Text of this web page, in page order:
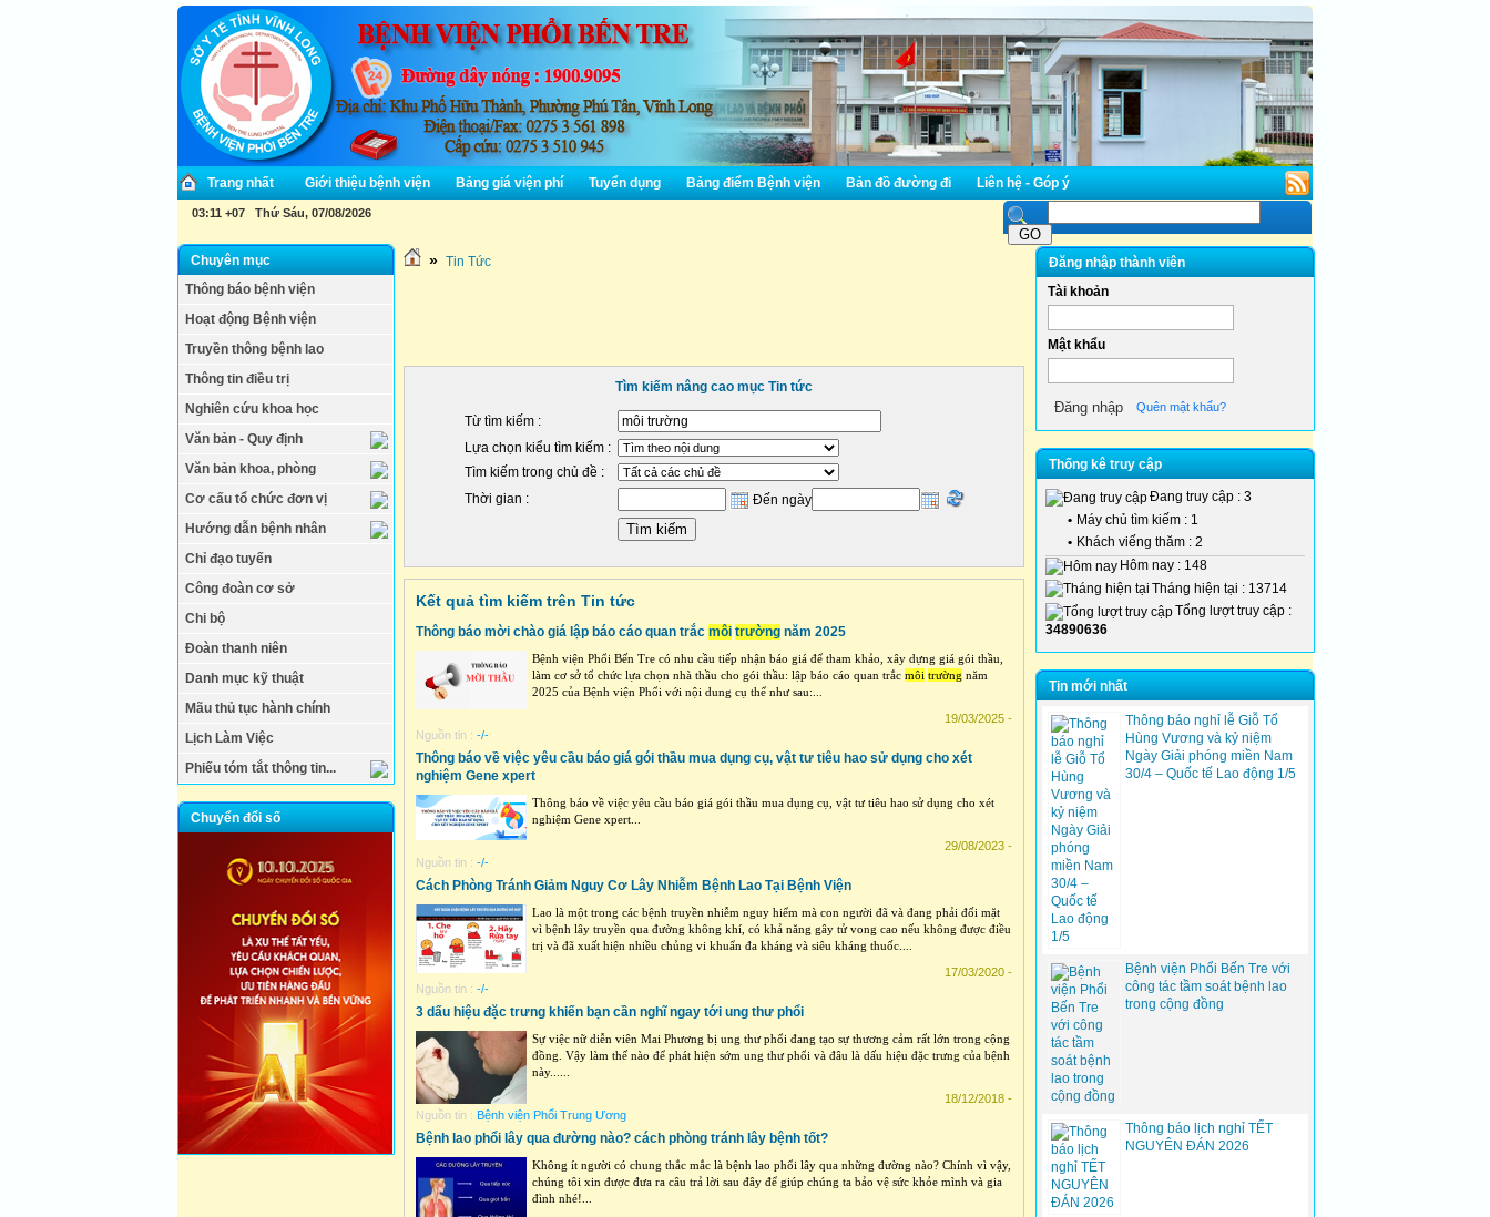
Trang nhất Giới thiệu bệnh viện Bảng giá viện phí Tuyển dụng Bảng điểm Bệnh viện Bản đồ đường đi Liên hệ - Góp ý
03:11 +07 Thứ Sáu, 07/08/2026
Chuyên mục
Thông báo bệnh viện
Hoạt động Bệnh viện
Truyền thông bệnh lao
Thông tin điều trị
Nghiên cứu khoa học
Văn bản - Quy định
Văn bản khoa, phòng
Cơ cấu tổ chức đơn vị
Hướng dẫn bệnh nhân
Chỉ đạo tuyến
Công đoàn cơ sở
Chi bộ
Đoàn thanh niên
Danh mục kỹ thuật
Mãu thủ tục hành chính
Lịch Làm Việc
Phiếu tóm tắt thông tin...
Chuyển đổi số
» Tin Tức
Tìm kiếm nâng cao mục Tin tức
Từ tìm kiếm :
Lựa chọn kiểu tìm kiếm :
Tìm kiếm trong chủ đề :
Thời gian :
Đến ngày
Kết quả tìm kiếm trên Tin tức
Thông báo mời chào giá lập báo cáo quan trắc môi trường năm 2025
Bệnh viện Phổi Bến Tre có nhu cầu tiếp nhận báo giá để tham khảo, xây dựng giá gói thầu,
làm cơ sở tổ chức lựa chọn nhà thầu cho gói thầu: lập báo cáo quan trắc môi trường năm
2025 của Bệnh viện Phổi với nội dung cụ thể như sau:...
19/03/2025 -
Nguồn tin : -/-
Thông báo về việc yêu cầu báo giá gói thầu mua dụng cụ, vật tư tiêu hao sử dụng cho xét
nghiệm Gene xpert
Thông báo về việc yêu cầu báo giá gói thầu mua dụng cụ, vật tư tiêu hao sử dụng cho xét
nghiệm Gene xpert...
29/08/2023 -
Nguồn tin : -/-
Cách Phòng Tránh Giảm Nguy Cơ Lây Nhiễm Bệnh Lao Tại Bệnh Viện
Lao là một trong các bệnh truyền nhiễm nguy hiểm mà con người đã và đang phải đối mặt
vì bệnh lây truyền qua đường không khí, có khả năng gây tử vong cao nếu không được điều
trị và đã xuất hiện nhiều chủng vi khuẩn đa kháng và siêu kháng thuốc....
17/03/2020 -
Nguồn tin : -/-
3 dấu hiệu đặc trưng khiến bạn cần nghĩ ngay tới ung thư phổi
Sự việc nữ diễn viên Mai Phương bị ung thư phổi đang tạo sự thương cảm rất lớn trong cộng
đồng. Vậy làm thế nào để phát hiện sớm ung thư phổi và đâu là dấu hiệu đặc trưng của bệnh
này......
18/12/2018 -
Nguồn tin : Bệnh viện Phổi Trung Ương
Bệnh lao phổi lây qua đường nào? cách phòng tránh lây bệnh tốt?
Không ít người có chung thắc mắc là bệnh lao phổi lây qua những đường nào? Chính vì vậy,
chúng tôi xin được đưa ra câu trả lời sau đây để giúp chúng ta bảo vệ sức khỏe mình và gia
đình nhé!...
Đăng nhập thành viên
Tài khoản
Mật khẩu
Quên mật khẩu?
Thống kê truy cập
Đang truy cập : 3
• Máy chủ tìm kiếm : 1
• Khách viếng thăm : 2
Hôm nay : 148
Tháng hiện tại : 13714
Tổng lượt truy cập :
34890636
Tin mới nhất
Thông báo nghỉ lễ Giỗ Tổ
Hùng Vương và kỷ niệm
Ngày Giải phóng miền Nam
30/4 – Quốc tế Lao động 1/5
Bệnh viện Phổi Bến Tre với
công tác tầm soát bệnh lao
trong cộng đồng
Thông báo lịch nghỉ TẾT
NGUYÊN ĐÁN 2026